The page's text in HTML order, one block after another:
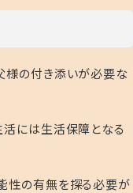
様の付き添いが必要な
には生活保障となる
性の有無を探る必要が